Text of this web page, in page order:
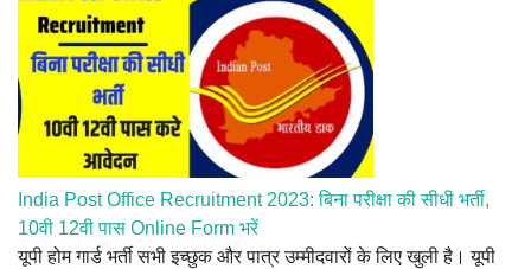
India Post Office Recruitment 2023: बिना परीक्षा की सीधी भर्ती,
10वी 12वी पास Online Form भरें
यूपी होम गार्ड भर्ती सभी इच्छुक और पात्र उम्मीदवारों के लिए खुली है। यूपी